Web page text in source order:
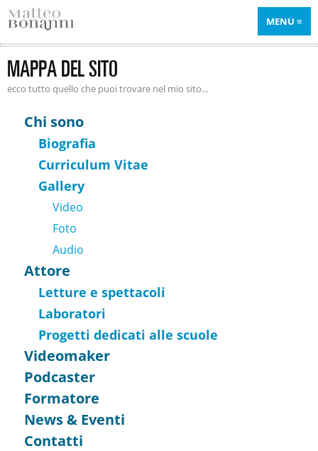
MENU
MAPPA DEL SITO
ecco tutto quello che puoi trovare nel mio sito...
Chi sono
Biografia
Curriculum Vitae
Gallery
Video
Foto
Audio
Attore
Letture e spettacoli
Laboratori
Progetti dedicati alle scuole
Videomaker
Podcaster
Formatore
News & Eventi
Contatti